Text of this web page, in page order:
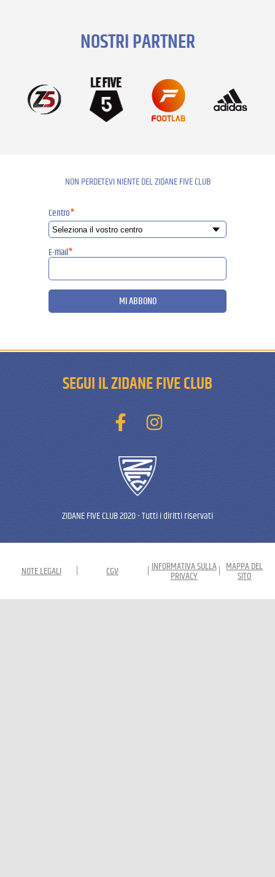
NOSTRI PARTNER
NON PERDETEVI NIENTE DEL ZIDANE FIVE CLUB
Centro*
E-mail *
MI ABBONO
ZIDANE FIVE CLUB 2020- Tutti i diritti riservati
SEGUI IL ZIDANE FIVE CLUB
NOTE LEGALI CGV |INFORMATIVA SULLA
PRIVACY
MAPPA DEL
SITO